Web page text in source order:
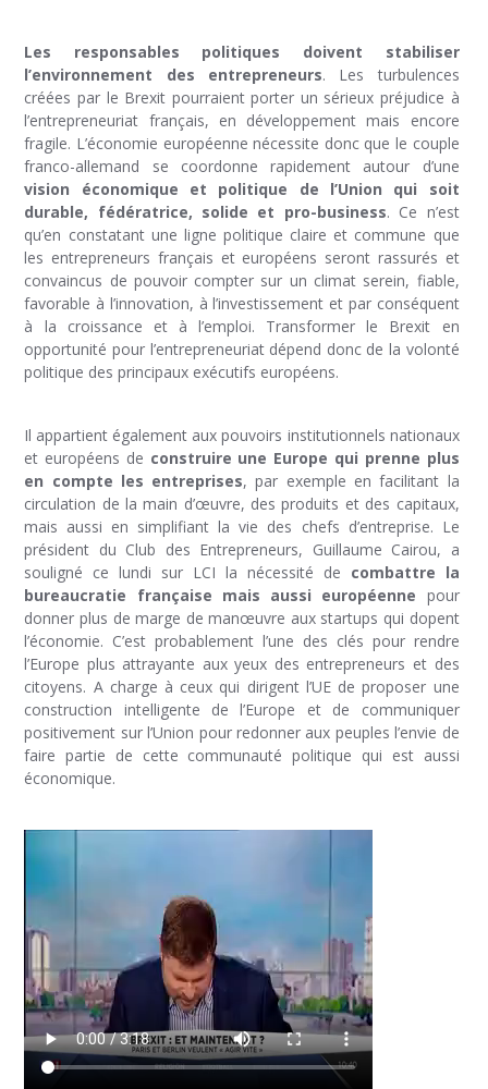
Les responsables politiques doivent stabiliser
l’environnement des entrepreneurs. Les turbulences
créées par le Brexit pourraient porter un sérieux préjudice à
l’entrepreneuriat français, en développement mais encore
fragile. L’économie européenne nécessite donc que le couple
franco-allemand se coordonne rapidement autour d’une
vision économique et politique de l’Union qui soit
durable, fédératrice, solide et pro-business. Ce n’est
qu’en constatant une ligne politique claire et commune que
les entrepreneurs français et européens seront rassurés et
convaincus de pouvoir compter sur un climat serein, fiable,
favorable à l’innovation, à l’investissement et par conséquent
à la croissance et à l’emploi. Transformer le Brexit en
opportunité pour l’entrepreneuriat dépend donc de la volonté
politique des principaux exécutifs européens.
Il appartient également aux pouvoirs institutionnels nationaux
et européens de construire une Europe qui prenne plus
en compte les entreprises, par exemple en facilitant la
circulation de la main d’œuvre, des produits et des capitaux,
mais aussi en simplifiant la vie des chefs d’entreprise. Le
président du Club des Entrepreneurs, Guillaume Cairou, a
souligné ce lundi sur LCI la nécessité de combattre la
bureaucratie française mais aussi européenne pour
donner plus de marge de manœuvre aux startups qui dopent
l’économie. C’est probablement l’une des clés pour rendre
l’Europe plus attrayante aux yeux des entrepreneurs et des
citoyens. A charge à ceux qui dirigent l’UE de proposer une
construction intelligente de l’Europe et de communiquer
positivement sur l’Union pour redonner aux peuples l’envie de
faire partie de cette communauté politique qui est aussi
économique.